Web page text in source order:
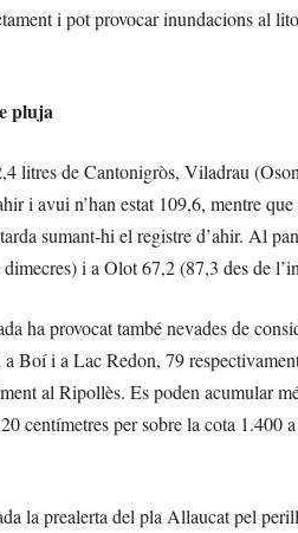
i pot provocar inundacions al
pluja
litres de Cantonigròs, Viladrau
i avui n’han estat 109,6, mentre
sumant-hi el registre d’ahir. Al
i a Olot 67,2 (87,3 des de
ha provocat també nevades de
Boí i a Lac Redon, 79
al Ripollès. Es poden acumular
centímetres per sobre la cota 1.400
la prealerta del pla Allaucat pel